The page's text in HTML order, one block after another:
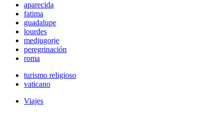
aparecida
fatima
guadalupe
lourdes
medjugorje
peregrinación
roma
turismo religioso
vaticano
Viajes